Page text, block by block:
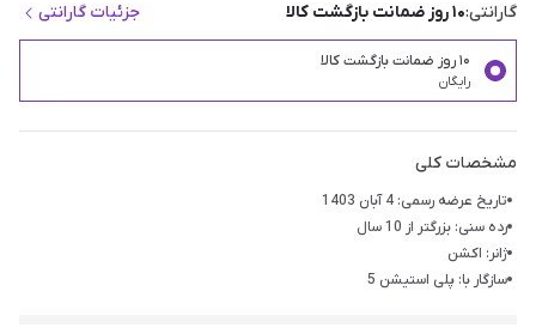
گارانتی:۱۰ روز ضمانت بازگشت کالا جزئیات گارانتی
۱۰ روز ضمانت بازگشت کالا
رایگان
مشخصات کلی
تاریخ عرضه رسمی: 4 آبان 1403
رده سنی: بزرگتر از 10 سال
ژانر: اکشن
سازگار با: پلی استیشن 5